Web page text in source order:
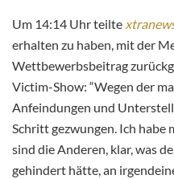
Um 14:14 Uhr teilte
erhalten zu haben, mit der
Wettbewerbsbeitrag
Victim-Show: “Wegen der
Anfeindungen und
Schritt gezwungen. Ich habe
sind die Anderen, klar, was
gehindert hätte, an